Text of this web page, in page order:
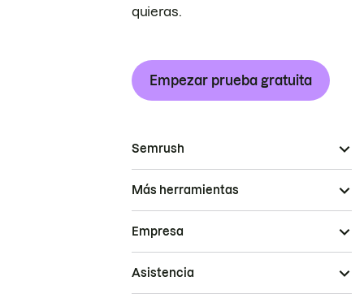
quieras.
Empezar prueba gratuita
Semrush
Más herramientas
Empresa
Asistencia